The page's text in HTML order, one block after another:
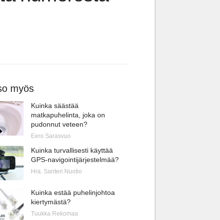
myös
Kuinka säästää
matkapuhelinta, joka on
pudonnut veteen?
Eero Sarasvuo
Kuinka turvallisesti käyttää
GPS-navigointijärjestelmää?
Hra. Santeri Nuotio
Kuinka estää puhelinjohtoa
kiertymästä?
Tuukka Rekomaa